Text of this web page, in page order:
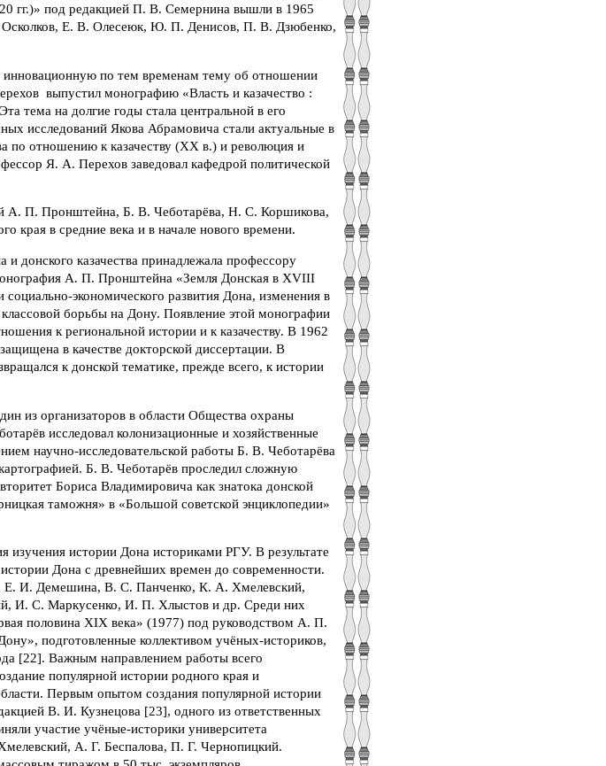
гг.)» под редакцией П. В. Семернина вышли в 1965
Е. В. Олесеюк, Ю. П. Денисов, П. В. Дзюбенко,
по тем временам тему об отношении
выпустил монографию «Власть и казачество :
тема на долгие годы стала центральной в его
исследований Якова Абрамовича стали актуальные в
по отношению к казачеству (ХХ в.) и революция и
Я. А. Перехов заведовал кафедрой политической
А. П. Пронштейна, Б. В. Чеботарёва, Н. С. Коршикова,
края в средние века и в начале нового времени.
донского казачества принадлежала профессору
А. П. Пронштейна «Земля Донская в XVIII
экономического развития Дона, изменения в
борьбы на Дону. Появление этой монографии
к региональной истории и к казачеству. В 1962
в качестве докторской диссертации. В
к донской тематике, прежде всего, к истории
из организаторов в области Общества охраны
исследовал колонизационные и хозяйственные
научно-исследовательской работы Б. В. Чеботарёва
Б. В. Чеботарёв проследил сложную
Бориса Владимировича как знатока донской
таможня» в «Большой советской энциклопедии»
изучения истории Дона историками РГУ. В результате
Дона с древнейших времен до современности.
И. Демешина, В. С. Панченко, К. А. Хмелевский,
И. С. Маркусенко, И. П. Хлыстов и др. Среди них
половина XIX века» (1977) под руководством А. П.
подготовленные коллективом учёных-историков,
[22]. Важным направлением работы всего
популярной истории родного края и
Первым опытом создания популярной истории
В. И. Кузнецова [23], одного из ответственных
участие учёные-историки университета
А. Г. Беспалова, П. Г. Чернопицкий.